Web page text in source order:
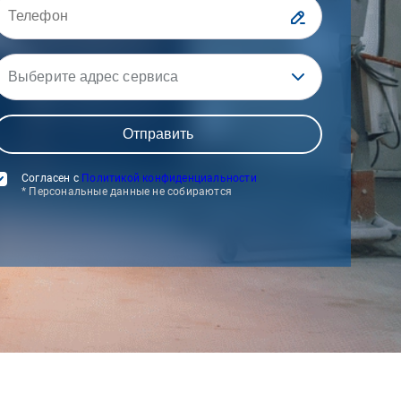
Выберите адрес сервиса
Согласен с Политикой конфиденциальности
* Персональные данные не собираются